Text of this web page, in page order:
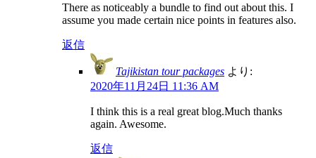
There as noticeably a bundle to find out about this. I
assume you made certain nice points in features also.
返信
Tajikistan tour packages より:
2020年11月24日 11:36 AM
I think this is a real great blog.Much thanks
again. Awesome.
返信